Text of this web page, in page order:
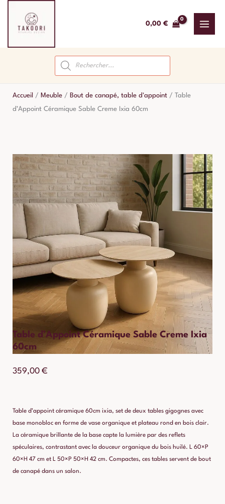
contenu
0,00 €
Recherche
de
produits
Accueil / Meuble / Bout de canapé, table d'appoint / Table
d’Appoint Céramique Sable Creme Ixia 60cm
Table d’Appoint Céramique Sable Creme Ixia
60cm
359,00 €
Table d’appoint céramique 60cm ixia, set de deux tables gigognes avec
base monobloc en forme de vase organique et plateau rond en bois clair.
La céramique brillante de la base capte la lumière par des reflets
spéculaires, contrastant avec la douceur organique du bois huilé. L 60×P
60×H 47 cm et L 50×P 50×H 42 cm. Compactes, ces tables servent de bout
de canapé dans un salon.